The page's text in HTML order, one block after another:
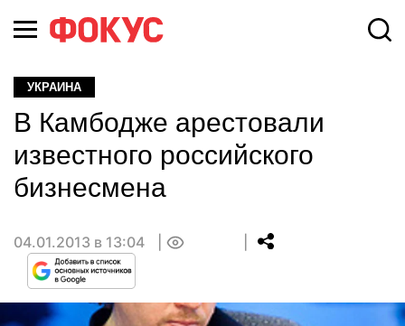
УКРАИНА
В Камбодже арестовали
известного российского
бизнесмена
04.01.2013 в 13:04